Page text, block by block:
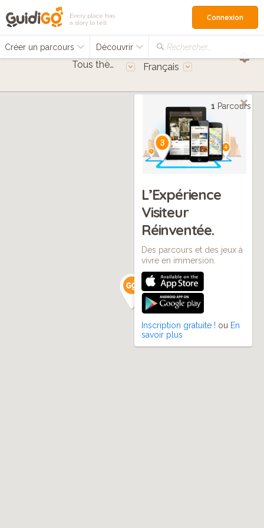
Every place has
a story to tell
Créer un parcours Découvrir Rechercher…
Connexion
Tous thèmes Français
1 Parcours
L’Expérience
Visiteur
Réinventée.
Des parcours et des jeux à
vivre en immersion.
Inscription gratuite ! ou En
savoir plus